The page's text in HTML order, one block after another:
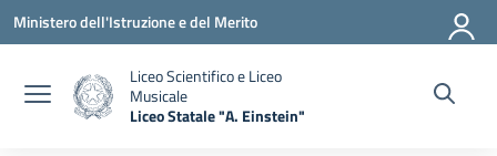
Vai ai contenuti
Vai al menu di navigazione
Vai al footer
Ministero dell'Istruzione e del Merito
Liceo Scientifico e Liceo
Musicale
Liceo Statale "A. Einstein"